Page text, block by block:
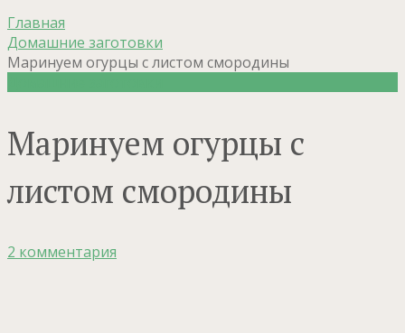
Главная
Домашние заготовки
Маринуем огурцы с листом смородины
Маринуем огурцы с
листом смородины
2 комментария